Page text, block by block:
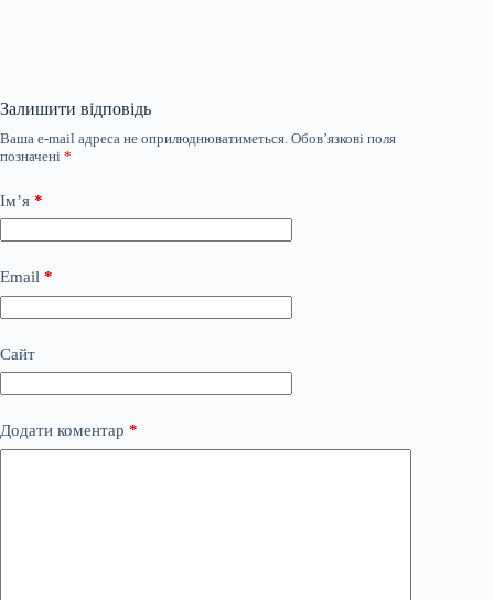
Залишити відповідь
Ваша e-mail адреса не оприлюднюватиметься. Обов’язкові поля
позначені *
Ім’я *
Email *
Сайт
Додати коментар *